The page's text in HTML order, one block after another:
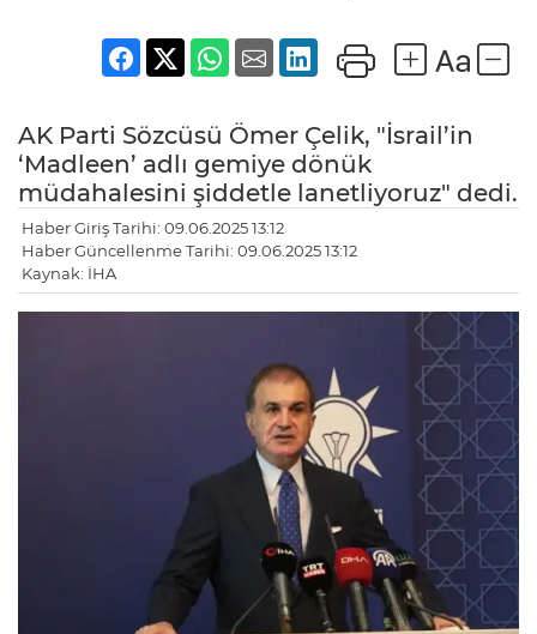
AK Parti Sözcüsü Ömer Çelik, "İsrail’in
‘Madleen’ adlı gemiye dönük
müdahalesini şiddetle lanetliyoruz" dedi.
Haber Giriş Tarihi: 09.06.2025 13:12
Haber Güncellenme Tarihi: 09.06.2025 13:12
Kaynak: İHA